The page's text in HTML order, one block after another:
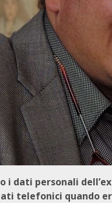
i dati personali
telefonici quando